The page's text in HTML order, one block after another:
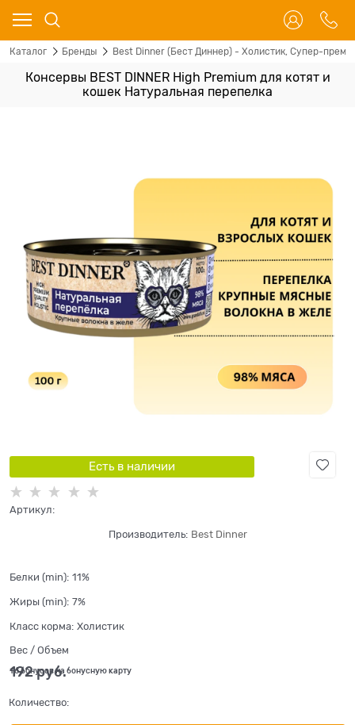
Каталог Бренды Best Dinner (Бест Диннер) - Холистик, Супер-
Консервы BEST DINNER High Premium для котят и
кошек Натуральная перепелка
Есть в наличии
Артикул:
Производитель: Best Dinner
Белки (min): 11%
Жиры (min): 7%
Класс корма: Холистик
Вес / Объем
192 руб.
+6 бонусов на бонусную карту
Количество: